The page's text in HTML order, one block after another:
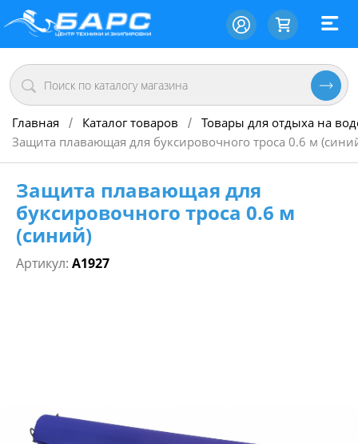
Главная / Каталог товаров / Товары для отдыха на
Защита плавающая для буксировочного троса 0.6 м
Защита плавающая для
буксировочного троса 0.6 м
(синий)
Артикул: A1927